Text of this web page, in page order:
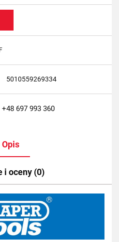
5010559269334
697 993 360
Opis
i oceny (0)